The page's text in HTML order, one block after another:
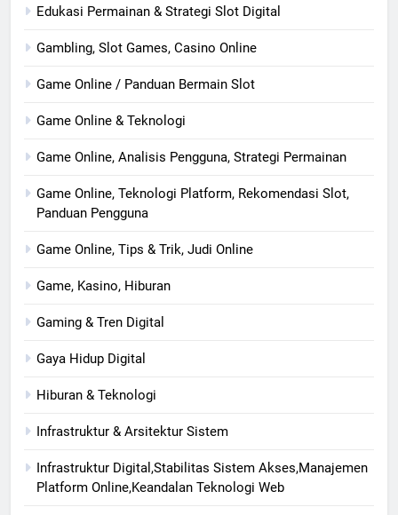
Edukasi Permainan & Strategi Slot Digital
Gambling, Slot Games, Casino Online
Game Online / Panduan Bermain Slot
Game Online & Teknologi
Game Online, Analisis Pengguna, Strategi Permainan
Game Online, Teknologi Platform, Rekomendasi Slot,
Panduan Pengguna
Game Online, Tips & Trik, Judi Online
Game, Kasino, Hiburan
Gaming & Tren Digital
Gaya Hidup Digital
Hiburan & Teknologi
Infrastruktur & Arsitektur Sistem
Infrastruktur Digital,Stabilitas Sistem Akses,Manajemen
Platform Online,Keandalan Teknologi Web